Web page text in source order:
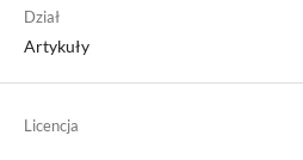
Dział
Artykuły
Licencja